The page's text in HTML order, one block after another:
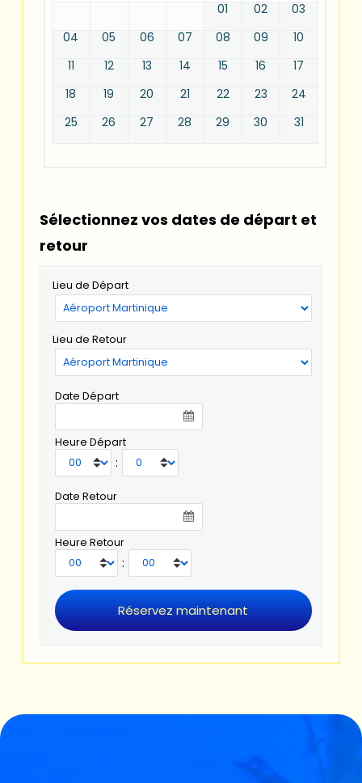
01
02
03
04
05 06 07 08 09
10
11
12 13 14 15 16
17
18
19 20 21 22 23
24
25
26 27 28 29 30 31
Sélectionnez vos dates de départ et
retour
Lieu de Départ
Lieu de Retour
Date Départ
Heure Départ
:
Date Retour
Heure Retour
: